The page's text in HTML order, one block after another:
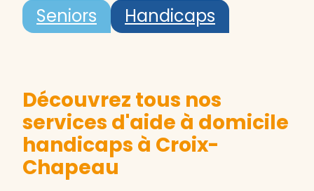
Seniors Handicaps
Découvrez tous nos
services d'aide à domicile
handicaps à Croix-
Chapeau